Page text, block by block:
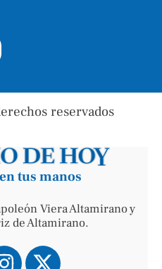
reservados
tus manos
Viera Altamirano y
de Altamirano.